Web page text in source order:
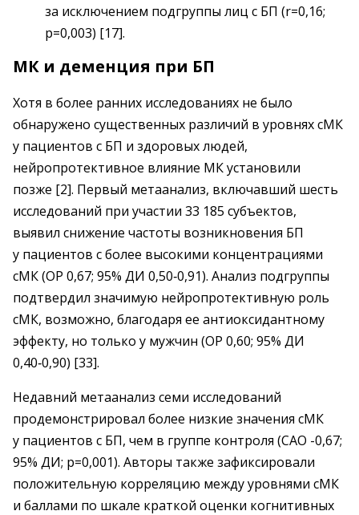
за исключением подгруппы лиц с БП (r=0,16;
р=0,003) [17].
МК и деменция при БП
Хотя в более ранних исследованиях не было
обнаружено существенных различий в уровнях сМК
у пациентов с БП и здоровых людей,
нейропротективное влияние МК установили
позже [2]. Первый метаанализ, включавший шесть
исследований при участии 33 185 субъектов,
выявил снижение частоты возникновения БП
у пациентов с более высокими концентрациями
сМК (ОР 0,67; 95% ДИ 0,50‑0,91). Анализ подгруппы
подтвердил значимую нейропротективную роль
сМК, возможно, благодаря ее антиоксидантному
эффекту, но только у мужчин (ОР 0,60; 95% ДИ
0,40‑0,90) [33].
Недавний метаанализ семи исследований
продемонстрировал более низкие значения сМК
у пациентов с БП, чем в группе контроля (САО -0,67;
95% ДИ; р=0,001). Авторы также зафиксировали
положительную корреляцию между уровнями сМК
и баллами по шкале краткой оценки когнитивных